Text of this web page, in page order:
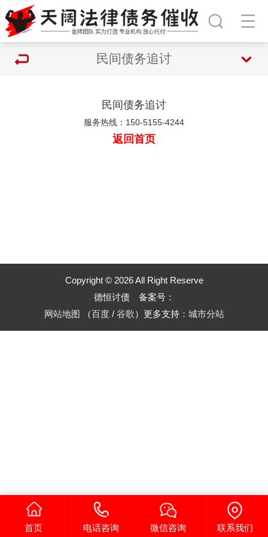
民间债务追讨
民间债务追讨
服务热线：150-5155-4244
返回首页
Copyright © 2026 All Right Reserve
德恒讨债 备案号：
网站地图 （百度/ 谷歌）更多支持： 城市分站
首页 电话咨询 微信咨询 联系我们